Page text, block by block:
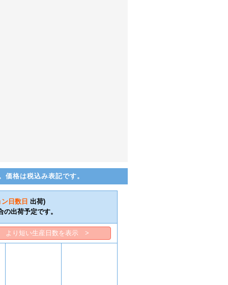
格は税込み表記です。
ン日数 日 出荷)
出荷予定です。
より短い生産日数を表示 >